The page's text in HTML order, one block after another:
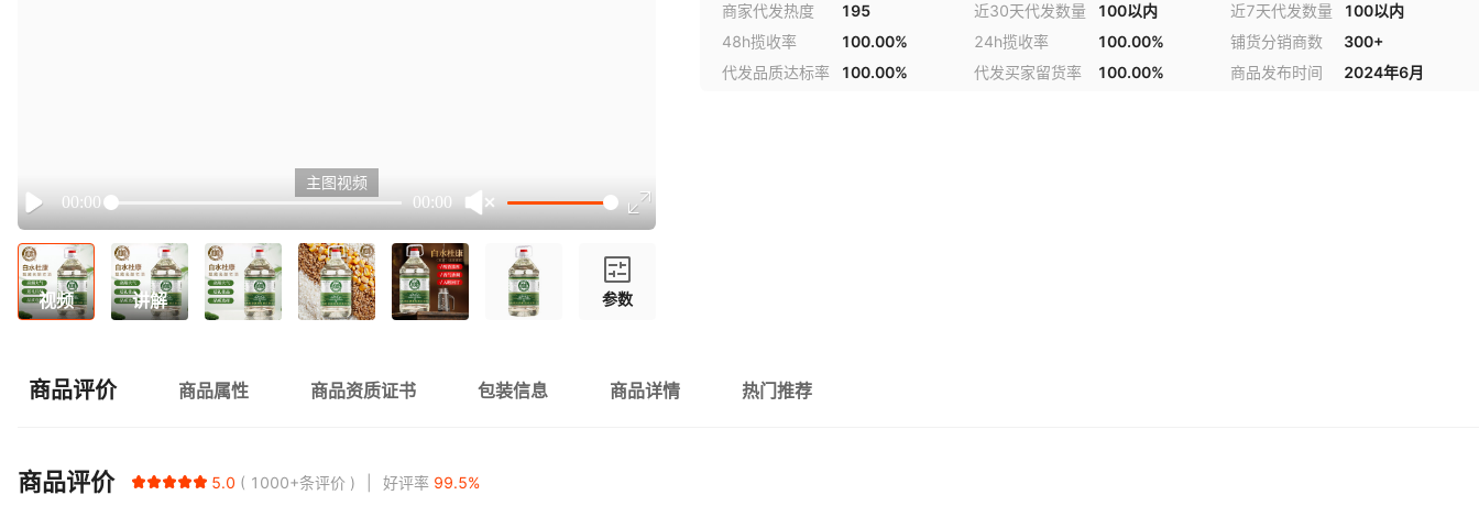
Play
00:00 00:00
主图视频
视频 讲解 参数
商家代发热度 195 近30天代发数量 100以内 近7天代发数量
100以内
48h揽收率
100.00% 24h揽收率 100.00% 铺货分销商数
300+
代发品质达标率
100.00% 代发买家留货率 100.00% 商品发布时间 2024年6月
商品评价 商品属性 商品资质证书 包装信息 商品详情 热门推荐
商品评价 5.0 1000+条评价 好评率 99.5%